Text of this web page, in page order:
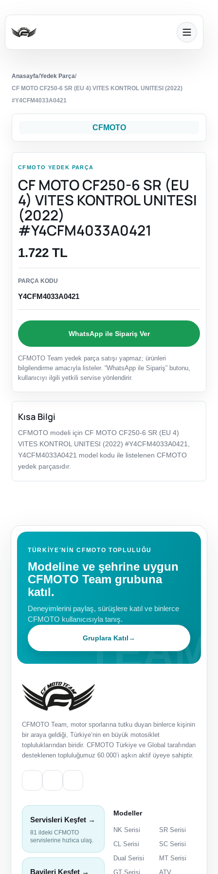
Anasayfa/Yedek Parça/
CF MOTO CF250-6 SR (EU 4) VITES KONTROL UNITESI (2022)
#Y4CFM4033A0421
CFMOTO
CFMOTO YEDEK PARÇA
CF MOTO CF250-6 SR (EU
4) VITES KONTROL UNITESI
(2022)
#Y4CFM4033A0421
1.722 TL
PARÇA KODU
Y4CFM4033A0421
WhatsApp ile Sipariş Ver
CFMOTO Team yedek parça satışı yapmaz; ürünleri
bilgilendirme amacıyla listeler. “WhatsApp ile Sipariş” butonu,
kullanıcıyı ilgili yetkili servise yönlendirir.
Kısa Bilgi
CFMOTO modeli için CF MOTO CF250-6 SR (EU 4)
VITES KONTROL UNITESI (2022) #Y4CFM4033A0421,
Y4CFM4033A0421 model kodu ile listelenen CFMOTO
yedek parçasıdır.
TÜRKIYE'NIN CFMOTO TOPLULUĞU
Modeline ve şehrine uygun
CFMOTO Team grubuna
katıl.
Deneyimlerini paylaş, sürüşlere katıl ve binlerce
CFMOTO kullanıcısıyla tanış.
Gruplara Katıl→
CFMOTO Team, motor sporlarına tutku duyan binlerce kişinin
bir araya geldiği, Türkiye’nin en büyük motosiklet
topluluklarından biridir. CFMOTO Türkiye ve Global tarafından
desteklenen topluluğumuz 60.000’i aşkın aktif üyeye sahiptir.
Servisleri Keşfet →
81 ildeki CFMOTO
servislerine hızlıca ulaş.
Bayileri Keşfet →
Modeller
NK Serisi
SR Serisi
CL Serisi
SC Serisi
Dual Serisi
MT Serisi
GT Serisi
ATV